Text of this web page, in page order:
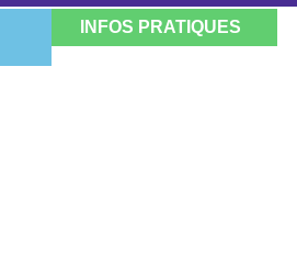
INFOS PRATIQUES